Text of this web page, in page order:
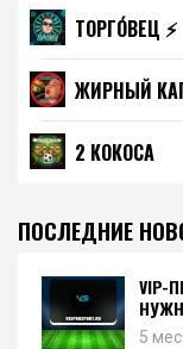
ТОРГО́ВЕЦ ⚡️
ЖИРНЫЙ
2 КОКОСА
ПОСЛЕДНИЕ
VIP-
5